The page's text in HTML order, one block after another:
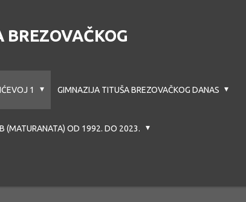
1 GIMNAZIJA TITUŠA BREZOVAČKOG DANAS
(MATURANATA) OD 1992. DO 2023.